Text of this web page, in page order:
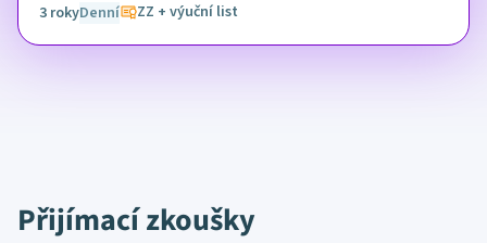
3 rokyDenní ZZ + výuční list
Přijímací zkoušky